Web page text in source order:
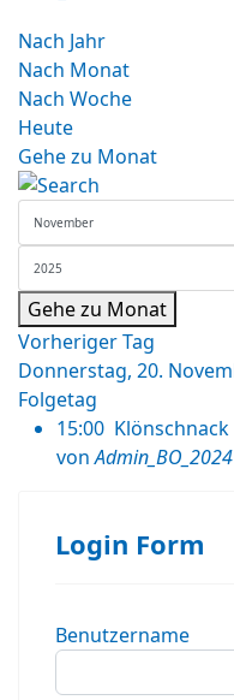
Nach Jahr
Nach Monat
Nach Woche
Heute
Gehe zu Monat
Gehe zu Monat
Vorheriger Tag
Donnerstag, 20.
Folgetag
15:00 Klönschnack
von Admin_BO_2024
Login Form
Benutzername